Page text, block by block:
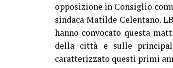
opposizione in Consiglio
sindaca Matilde Celentano.
hanno convocato questa
della città e sulle
caratterizzato questi primi